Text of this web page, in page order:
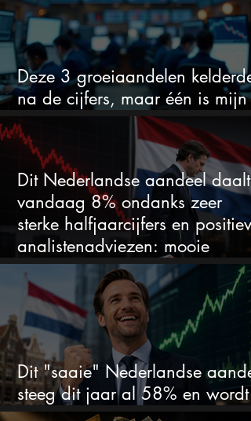
Deze 3 groeiaandelen
na de cijfers, maar één is mijn
duidelijke favoriet
Dit Nederlandse aandeel daalt
vandaag 8% ondanks zeer
sterke halfjaarcijfers en positieve
analistenadviezen: mooie
koopkans?
Dit "saaie" Nederlandse
steeg dit jaar al 58% en wordt
volgens analisten onderschat